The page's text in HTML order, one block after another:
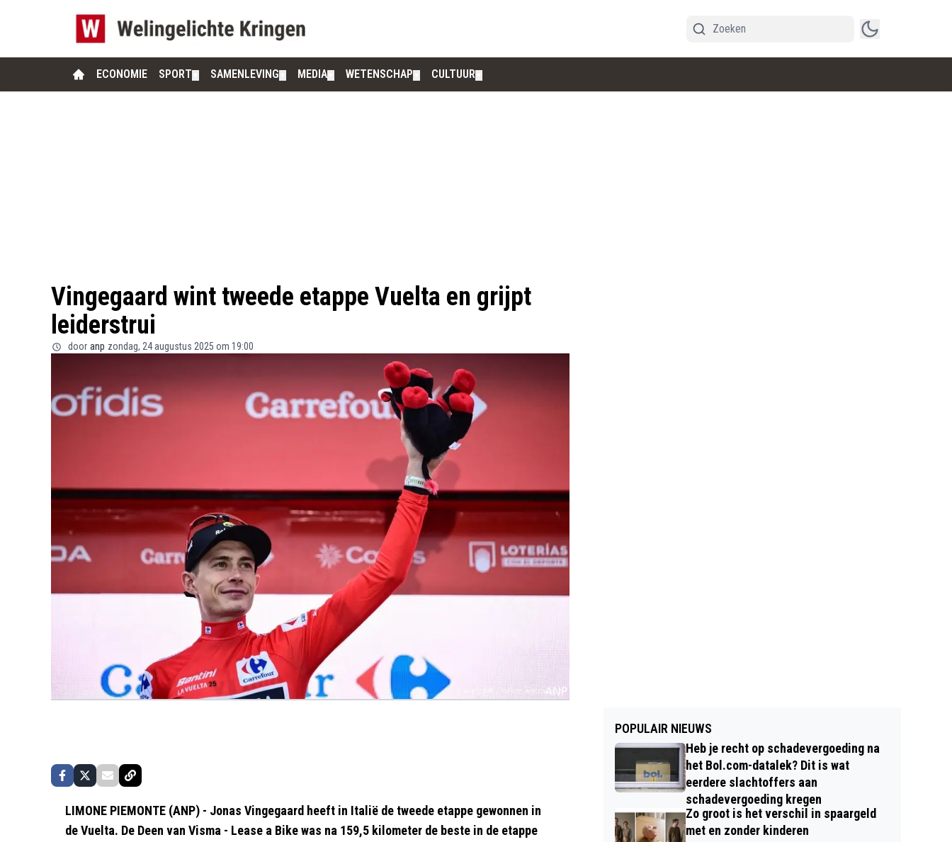
ECONOMIE SPORT SAMENLEVING MEDIA WETENSCHAP CULTUUR
Vingegaard wint tweede etappe Vuelta en grijpt
leiderstrui
door anp zondag, 24 augustus 2025 om 19:00
LIMONE PIEMONTE (ANP) - Jonas Vingegaard heeft in Italië de tweede etappe gewonnen in
de Vuelta. De Deen van Visma - Lease a Bike was na 159,5 kilometer de beste in de etappe
POPULAIR NIEUWS
Heb je recht op schadevergoeding na
het Bol.com-datalek? Dit is wat
eerdere slachtoffers aan
schadevergoeding kregen
Zo groot is het verschil in spaargeld
met en zonder kinderen